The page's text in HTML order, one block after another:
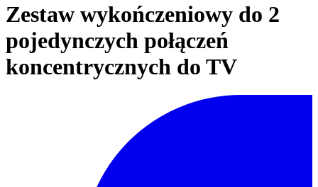
Zestaw wykończeniowy do 2
pojedynczych połączeń
koncentrycznych do TV